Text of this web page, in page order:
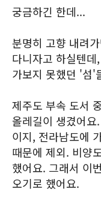
궁금하긴 한데...
분명히 고향 내려
다니자고 하실텐
가보지 못했던 '섬'
제주도 부속 도서
올레길이 생겼어
이지, 전라남도에
때문에 제외. 비양
했어요. 그래서 이
오기로 했어요.